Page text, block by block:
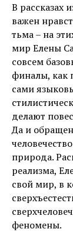
В рассказах
важен
тьма – на
мир Елены
совсем
финалы, как
сами
делают
Да и
природа.
реализма,
свой мир, в
феномены.